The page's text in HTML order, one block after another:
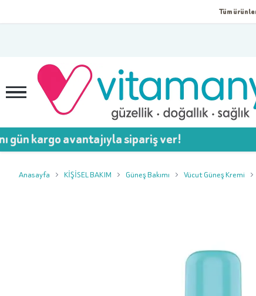
Tüm
avantajıyla sipariş ver!
Anasayfa KİŞİSEL BAKIM Güneş Bakımı Vücut Güneş Kremi